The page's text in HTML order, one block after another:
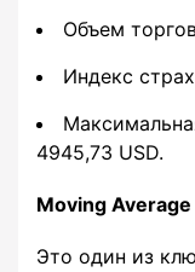
Объем
Индекс
4945,73 USD.
Moving Average
Это один из